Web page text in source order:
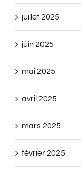
juillet 2025
juin 2025
mai 2025
avril 2025
mars 2025
février 2025